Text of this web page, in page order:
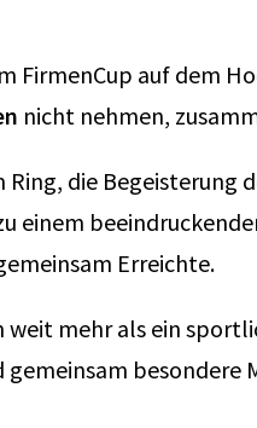
FirmenCup auf dem
nicht nehmen,
die Begeisterung
einem
Erreichte.
weit mehr als ein